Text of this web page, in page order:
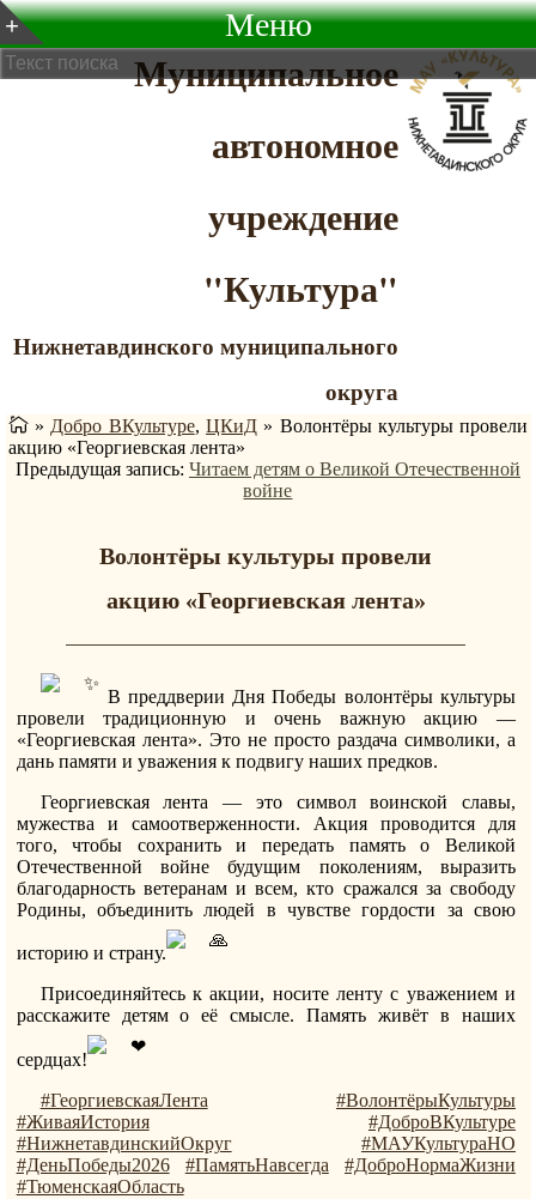
Муниципальное
автономное
учреждение
"Культура"
Нижнетавдинского муниципального
округа
Меню
» Добро ВКультуре, ЦКиД » Волонтёры культуры провели
акцию «Георгиевская лента»
Предыдущая запись: Читаем детям о Великой Отечественной
войне
Волонтёры культуры провели
акцию «Георгиевская лента»
В преддверии Дня Победы волонтёры культуры
провели традиционную и очень важную акцию —
«Георгиевская лента». Это не просто раздача символики, а
дань памяти и уважения к подвигу наших предков.
Георгиевская лента — это символ воинской славы,
мужества и самоотверженности. Акция проводится для
того, чтобы сохранить и передать память о Великой
Отечественной войне будущим поколениям, выразить
благодарность ветеранам и всем, кто сражался за свободу
Родины, объединить людей в чувстве гордости за свою
историю и страну.
Присоединяйтесь к акции, носите ленту с уважением и
расскажите детям о её смысле. Память живёт в наших
сердцах!
#ГеоргиевскаяЛента
#ВолонтёрыКультуры
#ЖиваяИстория
#ДоброВКультуре
#НижнетавдинскийОкруг
#МАУКультураНО
#ДеньПобеды2026
#ПамятьНавсегда
#ДоброНормаЖизни
#ТюменскаяОбласть